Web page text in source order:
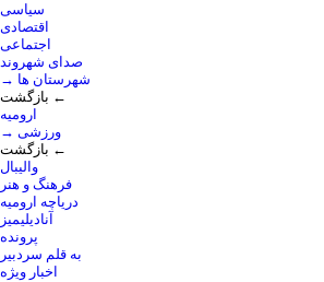
سیاسی
اقتصادی
اجتماعی
صدای شهروند
→ شهرستان ها
بازگشت ←
ارومیه
→ ورزشی
بازگشت ←
والیبال
فرهنگ و هنر
دریاچه ارومیه
آنادیلیمیز
پرونده
به قلم سردبیر
اخبار ویژه